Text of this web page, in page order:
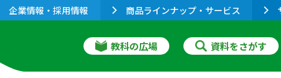
企業情報・採用情報 商品ラインナップ・サービス
教科の広場 資料をさがす